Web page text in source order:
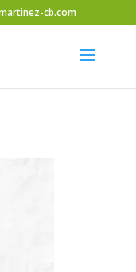
cb.com